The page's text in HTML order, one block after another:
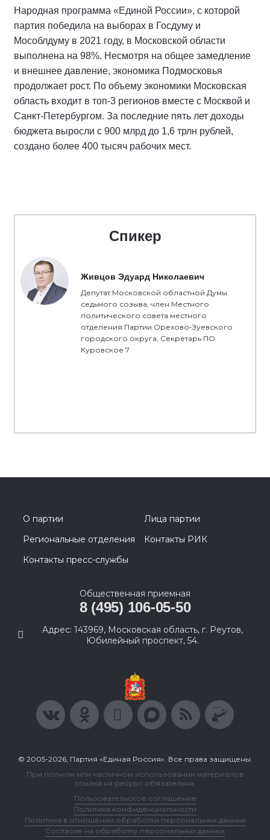
Народная программа «Единой России», с которой
партия победила на выборах в Госдуму и
Мособлдуму в 2021 году, в Московской области
выполнена на 98%. Несмотря на общее замедление
и внешнее давление, экономика Подмосковья
продолжает рост. По объему экономики Московская
область входит в топ-3 регионов вместе с Москвой и
Санкт-Петербургом. За последние пять лет доходы
бюджета выросли с 900 млрд до 1,6 трлн рублей,
создано более 400 тысяч рабочих мест.
Спикер
Живцов Эдуард Николаевич
Депутат Московской областной Думы
седьмого созыва, член Местного
политического совета местного
отделения Партии Орехово-Зуевского
городского округа, Секретарь ПО
Куровское 7
О партии
Лица партии
Региональные отделения
Контакты РИК
Контакты пресс-службы
Общественная приемная
8 (495) 106-05-50
Адрес: 143969, Московская область, г. Реутов,
Юбилейный проспект, 54.
© 2005-2026, Партия «Единая Россия». Все права защищены.
При полном или частичном использовании материалов
ссылка на ресурс обязательна.
Пользовательское соглашение
Политика конфиденциальности
Политика в отношении обработки персональных данных
Согласие на обработку персональных данных